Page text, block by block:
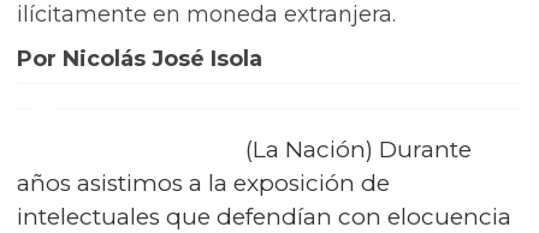
ilícitamente en moneda extranjera.
Por Nicolás José Isola
(La Nación) Durante
años asistimos a la exposición de
intelectuales que defendían con elocuencia